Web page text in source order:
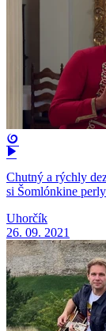
Chutný a rýchly
si Šomlónkine
Uhorčík
26. 09. 2021